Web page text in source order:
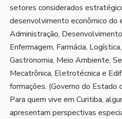
setores considerados
desenvolvimento econômico do
Administração,
Enfermagem, Farmácia,
Gastronomia, Meio Ambiente,
Mecatrônica, Eletrotécnica e
formações. (Governo do Estado
Para quem vive em Curitiba,
apresentam perspectivas